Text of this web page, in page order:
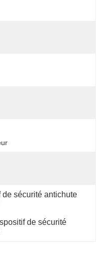
de sécurité antichute
de sécurité